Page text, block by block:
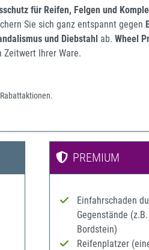
für Reifen, Felgen und
Sie sich ganz entspannt gegen
und Diebstahl ab. Wheel
Zeitwert Ihrer Ware.
PREMIUM
Einfahrschaden
Gegenstände
Bordstein)
Reifenplatzer